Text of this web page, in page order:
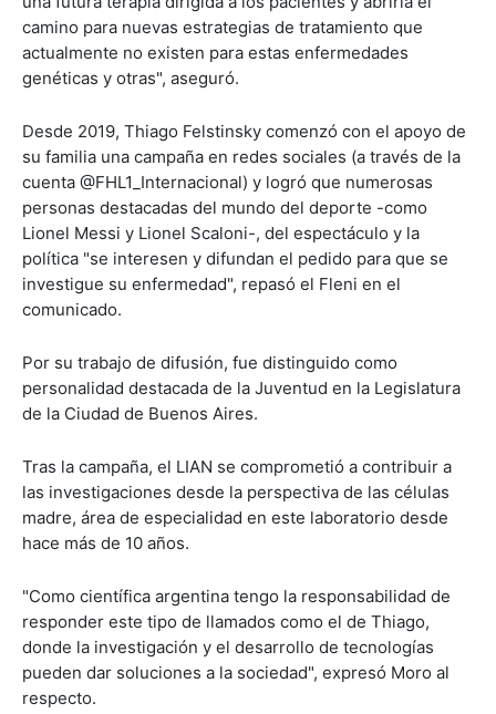
camino para nuevas estrategias de tratamiento que
actualmente no existen para estas enfermedades
genéticas y otras", aseguró.
Desde 2019, Thiago Felstinsky comenzó con el apoyo de
su familia una campaña en redes sociales (a través de la
cuenta @FHL1_Internacional) y logró que numerosas
personas destacadas del mundo del deporte -como
Lionel Messi y Lionel Scaloni-, del espectáculo y la
política "se interesen y difundan el pedido para que se
investigue su enfermedad", repasó el Fleni en el
comunicado.
Por su trabajo de difusión, fue distinguido como
personalidad destacada de la Juventud en la Legislatura
de la Ciudad de Buenos Aires.
Tras la campaña, el LIAN se comprometió a contribuir a
las investigaciones desde la perspectiva de las células
madre, área de especialidad en este laboratorio desde
hace más de 10 años.
"Como científica argentina tengo la responsabilidad de
responder este tipo de llamados como el de Thiago,
donde la investigación y el desarrollo de tecnologías
pueden dar soluciones a la sociedad", expresó Moro al
respecto.